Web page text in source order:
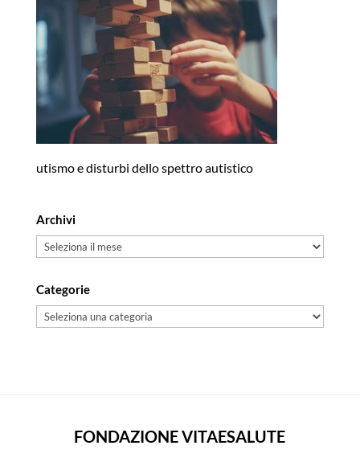
utismo e disturbi dello spettro autistico
Archivi
Archivi
Categorie
Categorie
FONDAZIONE VITAESALUTE